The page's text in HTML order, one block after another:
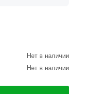
Нет в наличии
Нет в наличии